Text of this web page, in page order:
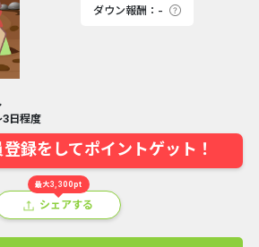
ダウン報酬：-
3日程度
録をしてポイントゲット！
最大3,300pt
シェアする